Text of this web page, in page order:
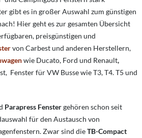
gibt es in großer Auswahl zum günstigen
Hier geht es zur gesamten Übersicht
preisgünstigen und
von Carbest und anderen Herstellern,
wie Ducato, Ford und Renault,
Fenster für VW Busse wie T3, T4. T5 und
Parapress Fenstergehören schon seit
für den Austausch von
Zwar sind dieTB-Compact